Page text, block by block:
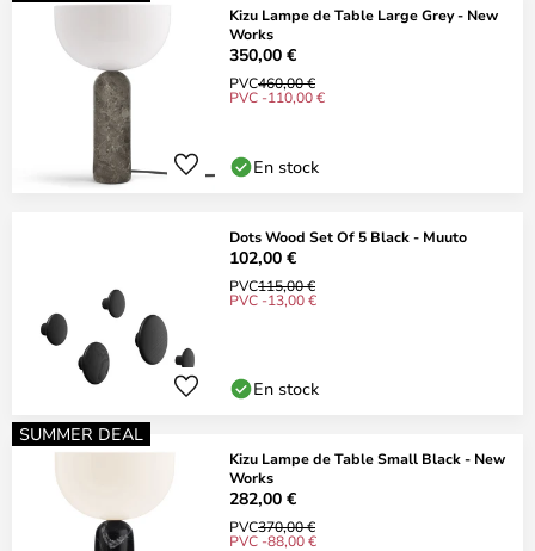
Kizu Lampe de Table Large Grey - New
Works
350,00 €
PVC460,00 €
PVC -110,00 €
En stock
Dots Wood Set Of 5 Black - Muuto
102,00 €
PVC115,00 €
PVC -13,00 €
En stock
SUMMER DEAL
Kizu Lampe de Table Small Black - New
Works
282,00 €
PVC370,00 €
PVC -88,00 €